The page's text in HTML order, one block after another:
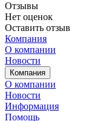
Отзывы
Нет оценок
Оставить отзыв
Компания
О компании
Новости
Компания
О компании
Новости
Информация
Помощь